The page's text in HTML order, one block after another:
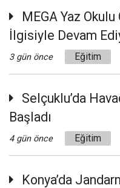
MEGA Yaz
İlgisiyle Devam
3 gün önce Eğitim
Selçuklu’da
Başladı
4 gün önce Eğitim
Konya’da